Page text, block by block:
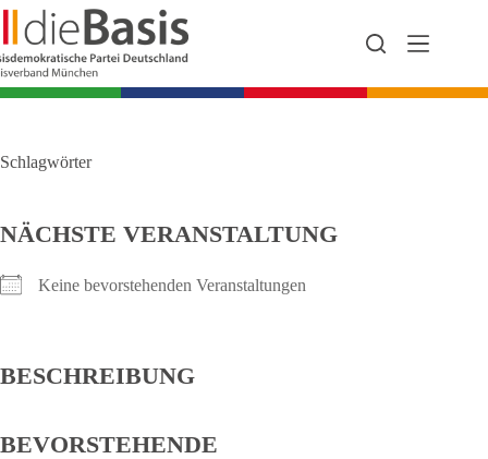
Zum
Inhalt
springen
Schlagwörter
NÄCHSTE VERANSTALTUNG
Keine bevorstehenden Veranstaltungen
BESCHREIBUNG
BEVORSTEHENDE